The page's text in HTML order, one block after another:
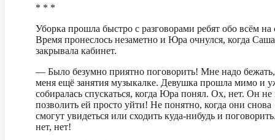
* * *
Уборка прошла быстро с разговорами ребят обо всём на
Время пронеслось незаметно и Юра очнулся, когда Саша
закрывала кабинет.
— Было безумно приятно поговорить! Мне надо
меня ещё занятия музыкалке. Девушка прошла мимо и
собиралась спускаться, когда Юра понял. Ох, нет. Он
позволить ей просто уйти! Не понятно, когда они снова
смогут увидеться или сходить куда-нибудь и
нет, нет!